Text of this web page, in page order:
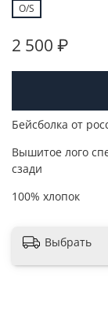
O/S
2 500 ₽
Бейсболка от
Вышитое лого
сзади
100% хлопок
Выбрать